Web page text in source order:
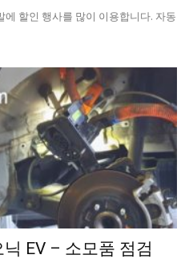
할인 행사를 많이 이용합니다. 자동
EV – 소모품 점검